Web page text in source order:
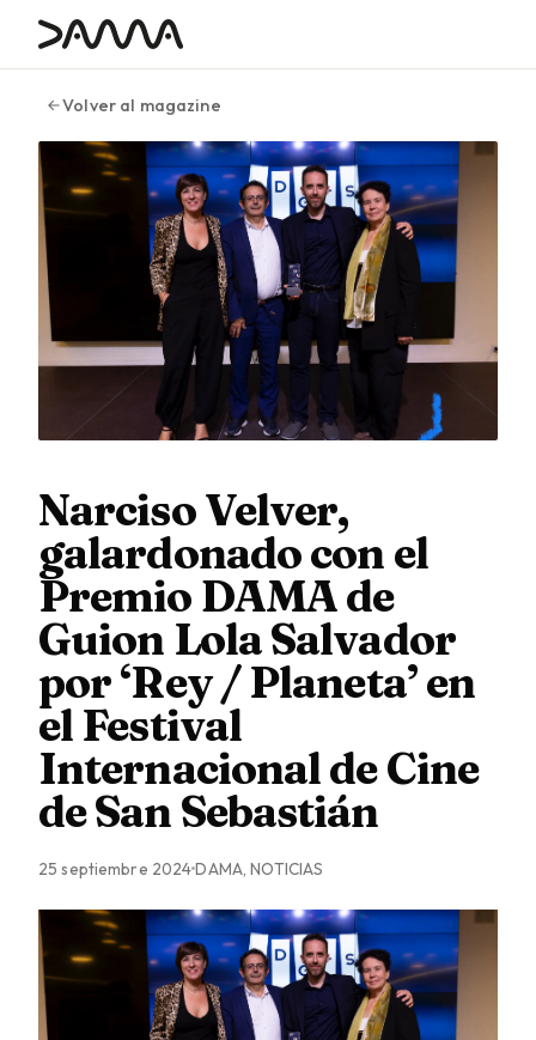
contenido
Volver al magazine
Narciso Velver,
galardonado con el
Premio DAMA de
Guion Lola Salvador
por ‘Rey / Planeta’ en
el Festival
Internacional de Cine
de San Sebastián
25 septiembre 2024DAMA, NOTICIAS